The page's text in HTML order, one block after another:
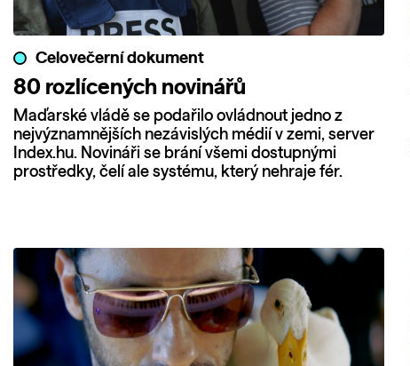
Celovečerní dokument
80 rozlícených novinářů
Maďarské vládě se podařilo ovládnout jedno z
nejvýznamnějších nezávislých médií v zemi, server
Index.hu. Novináři se brání všemi dostupnými
prostředky, čelí ale systému, který nehraje fér.